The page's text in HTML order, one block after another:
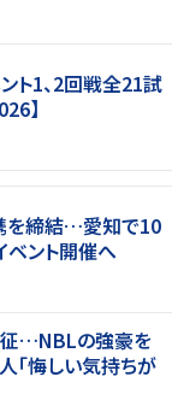
ト1、2回戦全21試
】
を締結…愛知で10
ント開催へ
…NBLの強豪を
「悔しい気持ちが